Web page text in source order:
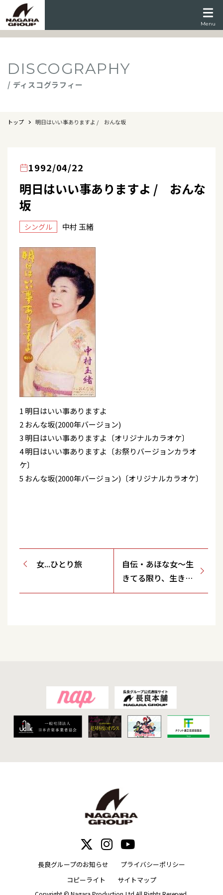
Menu
DISCOGRAPHY
/ ディスコグラフィー
トップ 明日はいい事ありますよ / おんな坂
1992/04/22
明日はいい事ありますよ / おんな
坂
シングル 中村 玉緒
1 明日はいい事ありますよ
2 おんな坂(2000年バージョン)
3 明日はいい事ありますよ〔オリジナルカラオケ〕
4 明日はいい事ありますよ〔お祭りバージョンカラオ
ケ〕
5 おんな坂(2000年バージョン)〔オリジナルカラオケ〕
女...ひとり旅
自伝・あほな女～生
きてる限り、生きて
いく
長良グループのお知らせ
プライバシーポリシー
コピーライト
サイトマップ